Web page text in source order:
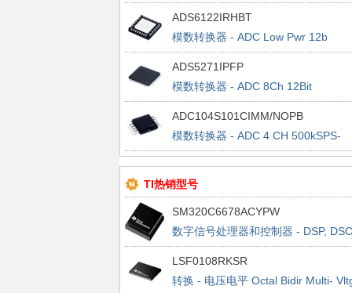
microPower,SAR ADC
ADS6122IRHBT
模数转换器 - ADC Low Pwr 12b
65MSPS
ADS5271IPFP
模数转换器 - ADC 8Ch 12Bit
40/50MSPS w/Ser LVDS Interface
ADC104S101CIMM/NOPB
模数转换器 - ADC 4 CH 500kSPS-
1MSPS 10B ADC
TI热销型号
SM320C6678ACYPW
数字信号处理器和控制器 - DSP, DSC
Multicore Fixed Digital Signal Proc
LSF0108RKSR
转换 - 电压电平 Octal Bidir Multi-